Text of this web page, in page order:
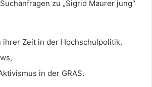
zu „Sigrid Maurer jung“
ihrer Zeit in der Hochschulpolitik,
in der GRAS.